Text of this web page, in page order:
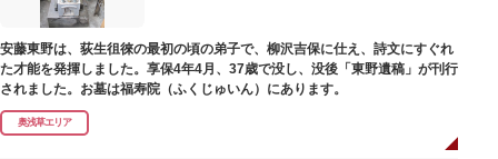
安藤東野は、荻生徂徠の最初の頃の弟子で、柳沢吉保に仕え、詩文にすぐれ
た才能を発揮しました。享保4年4月、37歳で没し、没後「東野遺稿」が刊行
されました。お墓は福寿院（ふくじゅいん）にあります。
奥浅草エリア